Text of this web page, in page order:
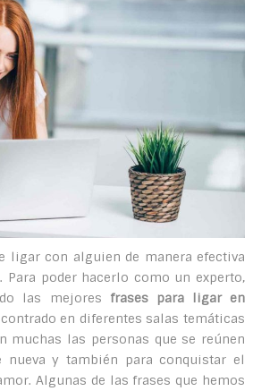
ligar con alguien de manera efectiva
Para poder hacerlo como un experto,
las mejores frases para ligar en
en diferentes salas temáticas
muchas las personas que se reúnen
nueva y también para conquistar el
Algunas de las frases que hemos